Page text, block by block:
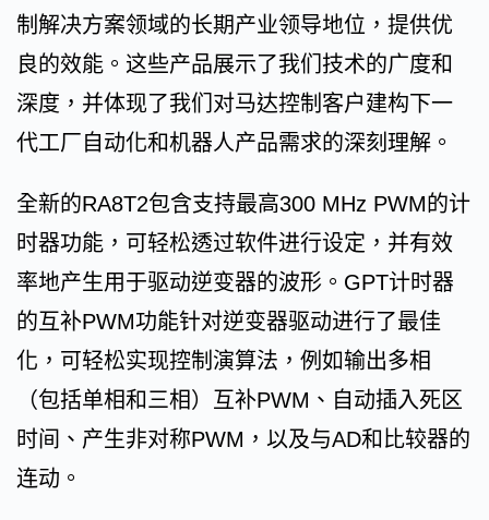
制解决方案领域的长期产业领导地位，提供优
良的效能。这些产品展示了我们技术的广度和
深度，并体现了我们对马达控制客户建构下一
代工厂自动化和机器人产品需求的深刻理解。
全新的RA8T2包含支持最高300 MHz PWM的计
时器功能，可轻松透过软件进行设定，并有效
率地产生用于驱动逆变器的波形。GPT计时器
的互补PWM功能针对逆变器驱动进行了最佳
化，可轻松实现控制演算法，例如输出多相
（包括单相和三相）互补PWM、自动插入死区
时间、产生非对称PWM，以及与AD和比较器的
连动。